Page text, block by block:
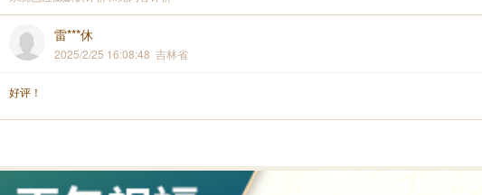
雷***休
2025/2/25 16:08:48 吉林省
好评！